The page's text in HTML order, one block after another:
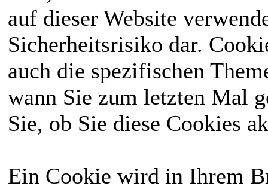
auf dieser Website
Sicherheitsrisiko dar.
auch die spezifischen
wann Sie zum letzten Mal
Sie, ob Sie diese Cookies
Ein Cookie wird in Ihrem